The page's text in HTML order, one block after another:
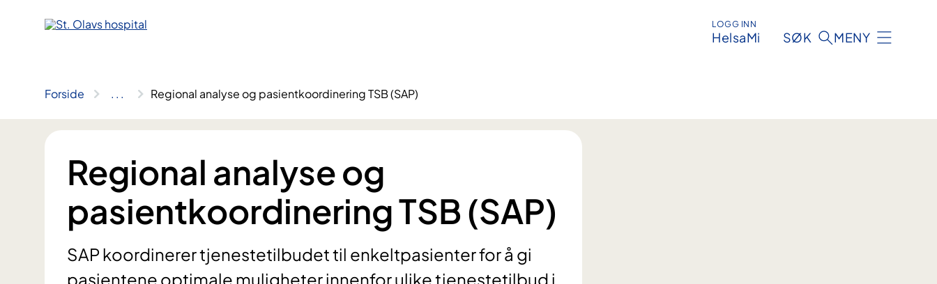
LOGG INN
HelsaMi SØK MENY
Forside .. . Regional analyse og pasientkoordinering TSB (SAP)
Regional analyse og
pasientkoordinering TSB (SAP)
SAP koordinerer tjenestetilbudet til enkeltpasienter for å gi
pasientene optimale muligheter innenfor ulike tjenestetilbud i